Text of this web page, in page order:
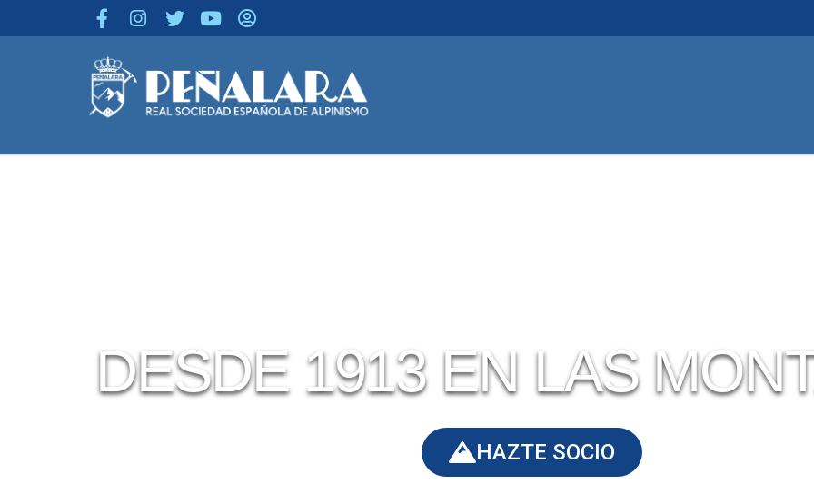
DESDE 1913 EN LAS
HAZTE SOCIO